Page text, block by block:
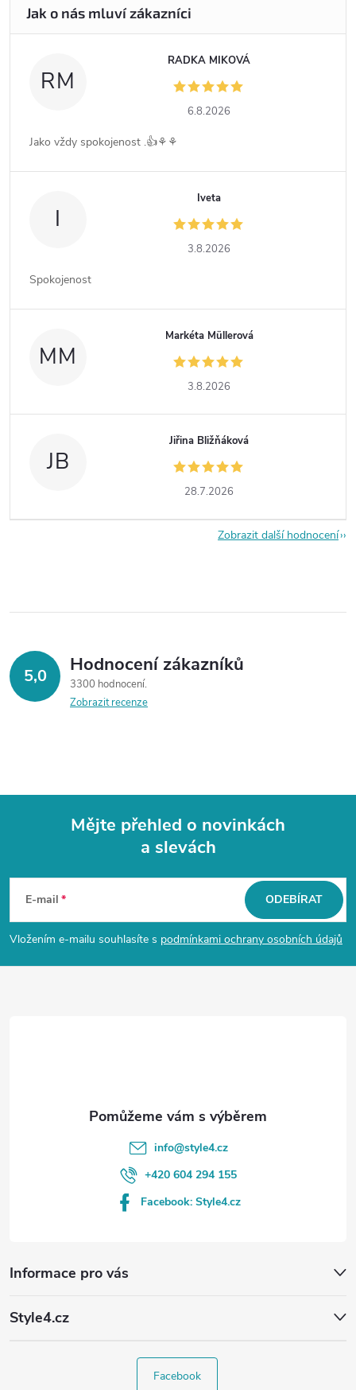
RM
RADKA MIKOVÁ
6.8.2026
Jako vždy spokojenost .👍⚘️⚘️
I
Iveta
3.8.2026
Spokojenost
MM
Markéta Müllerová
3.8.2026
JB
Jiřina Bližňáková
28.7.2026
Zobrazit další hodnocení
5,0 Hodnocení zákazníků
3300 hodnocení
Zobrazit recenze
p
a
Mějte přehled o novinkách
a slevách
E-mail
Vložením e-mailu souhlasíte s podmínkami ochrany osobních údajů
ODEBÍRAT
Informace pro vás
Style4.cz
info@style4.cz
+420 604 294 155
Facebook: Style4.cz
Facebook